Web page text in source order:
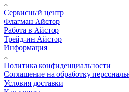
Сервисный центр
Флагман Айстор
Работа в Айстор
Трейд-ин Айстор
Информация
Политика конфиденциальности
Соглашение на обработку
Условия доставки